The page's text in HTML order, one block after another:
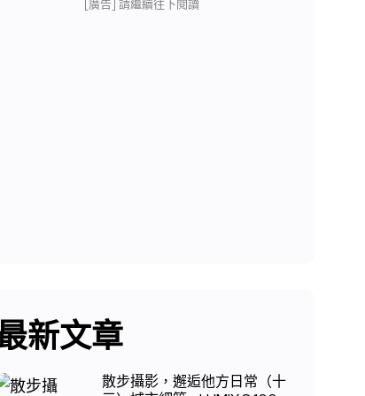
[廣告] 請繼續往下閱讀
新文章
散步攝影，邂逅他方日常（十